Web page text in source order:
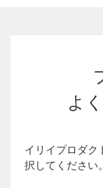
よ
イリイプロダク
択してください。